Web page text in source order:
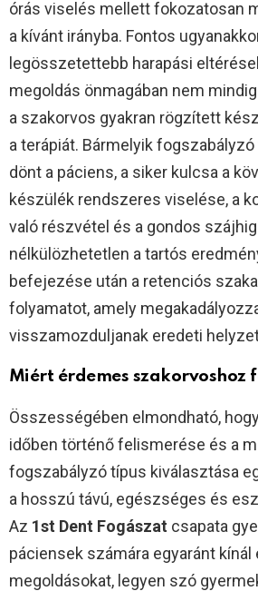
órás viselés mellett fokozatosan
a kívánt irányba. Fontos
legösszetettebb harapási
megoldás önmagában nem
a szakorvos gyakran rögzített
a terápiát. Bármelyik
dönt a páciens, a siker kulcsa a
készülék rendszeres viselése, a
való részvétel és a gondos
nélkülözhetetlen a tartós
befejezése után a retenciós
folyamatot, amely
visszamozduljanak eredeti
Miért érdemes szakorvoshoz
Összességében elmondható,
időben történő felismerése és a
fogszabályzó típus kiválasztása
a hosszú távú, egészséges és
Az 1st Dent Fogászat csapata
páciensek számára egyaránt
megoldásokat, legyen szó